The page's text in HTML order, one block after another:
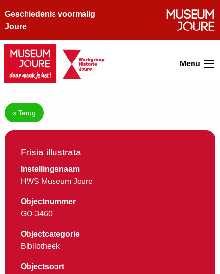
Geschiedenis voormalig
Joure
Menu
« Terug
Frisia illustrata
Instellingsnaam
HWS Museum Joure
Objectnummer
GO-3460
Objectcategorie
Bibliotheek
Objectsoort